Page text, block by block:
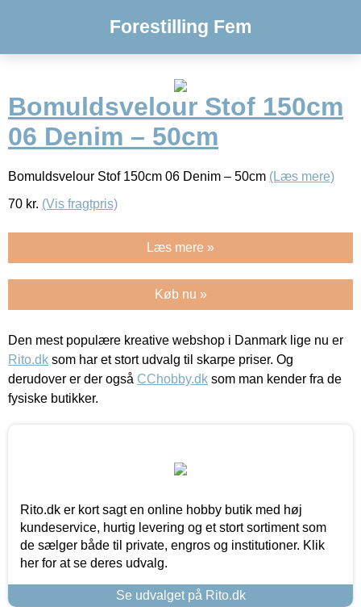
Forestilling Fem
Bomuldsvelour Stof 150cm
06 Denim – 50cm
Bomuldsvelour Stof 150cm 06 Denim – 50cm (Læs mere)
70 kr. (Vis fragtpris)
Læs mere »
Køb nu »
Den mest populære kreative webshop i Danmark lige nu er
Rito.dk som har et stort udvalg til skarpe priser. Og
derudover er der også CChobby.dk som man kender fra de
fysiske butikker.
Rito.dk er kort sagt en online hobby butik med høj
kundeservice, hurtig levering og et stort sortiment som
de sælger både til private, engros og institutioner. Klik
her for at se deres udvalg.
Se udvalget på Rito.dk